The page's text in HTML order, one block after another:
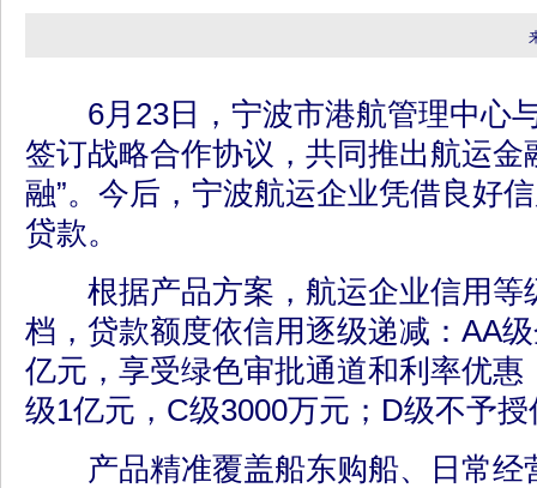
6月23日，宁波市港航管理中心
签订战略合作协议，共同推出航运金
融”。今后，宁波航运企业凭借良好
贷款。
根据产品方案，航运企业信用等
档，贷款额度依信用逐级递减：AA
亿元，享受绿色审批通道和利率优惠
级1亿元，C级3000万元；D级不予授
产品精准覆盖船东购船、日常经